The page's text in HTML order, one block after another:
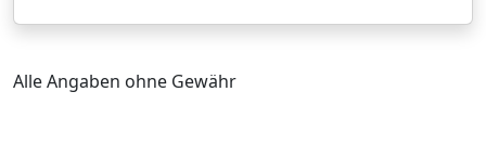
Alle Angaben ohne Gewähr